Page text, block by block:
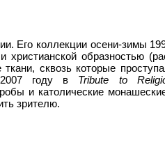
Его коллекции осени-зимы
христианской образностью
сквозь которые
году в Tribute to
и католические
зрителю.